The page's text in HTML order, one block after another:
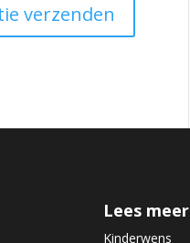
Lees meer
Kinderwens